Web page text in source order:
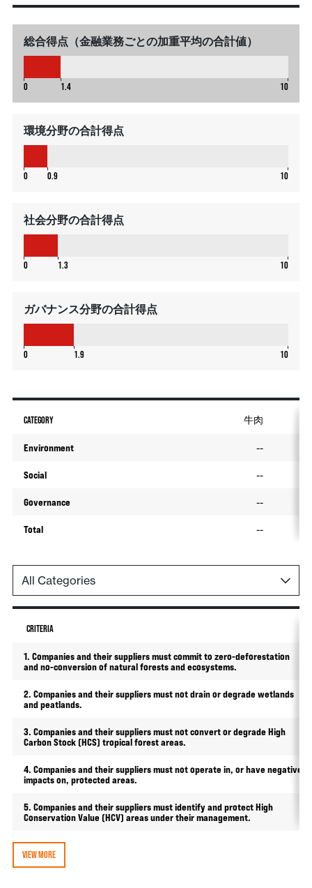
総合得点（金融業務ごとの加重平均の合計値）
0 1.4 101.4
環境分野の合計得点
0 0.9 100.9
社会分野の合計得点
0 1.3 101.3
ガバナンス分野の合計得点
0 1.9 101.9
CATEGORY 牛肉
Environment --
Social --
Governance --
Total --
CRITERIA
1. Companies and their suppliers must commit to zero-deforestation
and no-conversion of natural forests and ecosystems.
2. Companies and their suppliers must not drain or degrade wetlands
and peatlands.
3. Companies and their suppliers must not convert or degrade High
Carbon Stock (HCS) tropical forest areas.
4. Companies and their suppliers must not operate in, or have negative
impacts on, protected areas.
5. Companies and their suppliers must identify and protect High
Conservation Value (HCV) areas under their management.
VIEW MORE